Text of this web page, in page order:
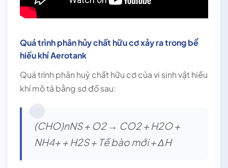
Quá trình phân hủy chất hữu cơ xảy ra trong bể
hiếu khí Aerotank
Quá trình phân huỷ chất hữu cơ của vi sinh vật hiếu
khí mô tả bằng sơ đồ sau:
(CHO)nNS + O2 → CO2 + H2O +
NH4+ + H2S + Tế bào mới + ΔH